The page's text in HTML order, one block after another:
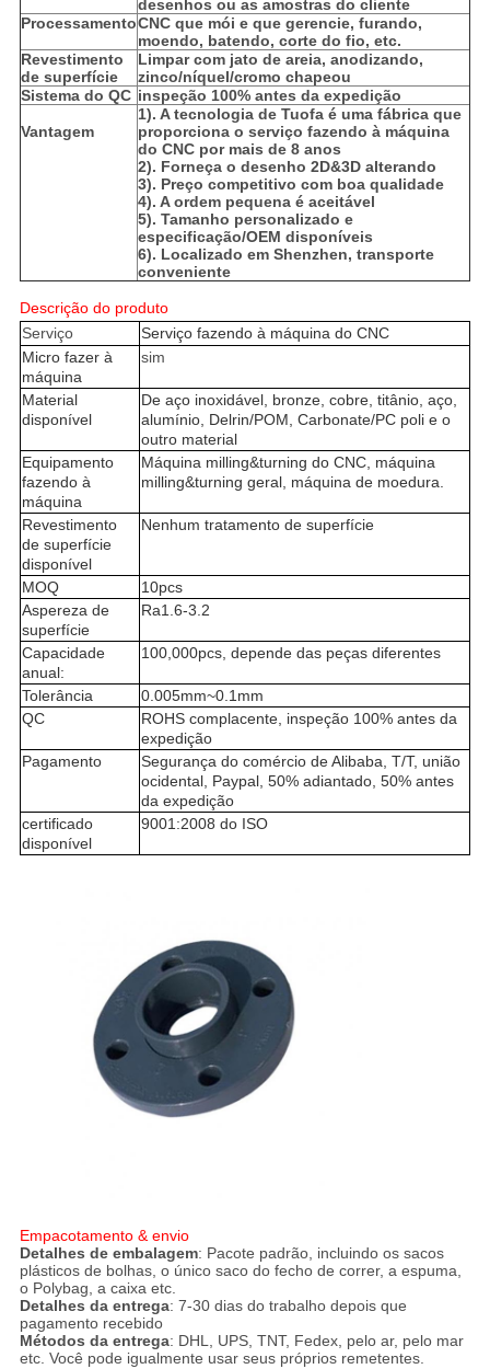
desenhos ou as amostras do cliente
ProcessamentoCNC que mói e que gerencie, furando,
moendo, batendo, corte do fio, etc.
Revestimento
de superfície
Limpar com jato de areia, anodizando,
zinco/níquel/cromo chapeou
Sistema do QC inspeção 100% antes da expedição
Vantagem
1). A tecnologia de Tuofa é uma fábrica que
proporciona o serviço fazendo à máquina
do CNC por mais de 8 anos
2). Forneça o desenho 2D&3D alterando
3). Preço competitivo com boa qualidade
4). A ordem pequena é aceitável
5). Tamanho personalizado e
especificação/OEM disponíveis
6). Localizado em Shenzhen, transporte
conveniente
Descrição do produto
Serviço
Serviço fazendo à máquina do CNC
Micro fazer à
máquina
sim
Material
disponível
De aço inoxidável, bronze, cobre, titânio, aço,
alumínio, Delrin/POM, Carbonate/PC poli e o
outro material
Equipamento
fazendo à
máquina
Máquina milling&turning do CNC, máquina
milling&turning geral, máquina de moedura.
Revestimento
de superfície
disponível
Nenhum tratamento de superfície
MOQ
10pcs
Aspereza de
superfície
Ra1.6-3.2
Capacidade
anual:
100,000pcs, depende das peças diferentes
Tolerância
0.005mm~0.1mm
QC
ROHS complacente, inspeção 100% antes da
expedição
Pagamento
Segurança do comércio de Alibaba, T/T, união
ocidental, Paypal, 50% adiantado, 50% antes
da expedição
certificado
disponível
9001:2008 do ISO
Empacotamento & envio
Detalhes de embalagem: Pacote padrão, incluindo os sacos
plásticos de bolhas, o único saco do fecho de correr, a espuma,
o Polybag, a caixa etc.
Detalhes da entrega: 7-30 dias do trabalho depois que
pagamento recebido
Métodos da entrega: DHL, UPS, TNT, Fedex, pelo ar, pelo mar
etc. Você pode igualmente usar seus próprios remetentes.